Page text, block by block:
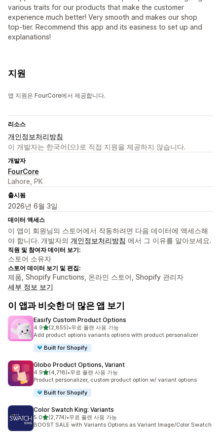
various traits for our products that make the customer
experience much better! Very smooth and makes our shop
top-tier. Recommend this app and its easiness to set up and
explanations!
지원
앱 지원은 FourCore에서 제공합니다.
리소스
개인정보처리방침
이 개발자는 한국어(으)로 직접 지원을 제공하지 않습니다.
개발자
FourCore
Lahore, PK
출시됨
2026년 6월 3일
데이터 액세스
이 앱이 회원님의 스토어에서 작동하려면 다음 데이터에 액세스해
야 합니다. 개발자의 개인정보처리방침 에서 그 이유를 알아보세요.
직원 및 참여자 데이터 보기:
스토어 소유자
스토어 데이터 보기 및 편집:
제품, Shopify Functions, 온라인 스토어, Shopify 관리자
세부 정보 보기
이 앱과 비슷한 더 많은 앱 보기
Easify Custom Product Options
4.9별 5개 중
(2,855)
총 리뷰 2855개
•무료 플랜 사용 가능
Add product options variants options with product personalizer
Built for Shopify
Globo Product Options, Variant
4.9별 5개 중
(4,718)
총 리뷰 4718개
•무료 플랜 사용 가능
Product personalizer, custom product option w/ variant options
Built for Shopify
Color Swatch King: Variants
5.0별 5개 중
(2,774)
총 리뷰 2774개
•무료 플랜 사용 가능
BOOST SALE with Variants Options as Variant Image/Color Swatch